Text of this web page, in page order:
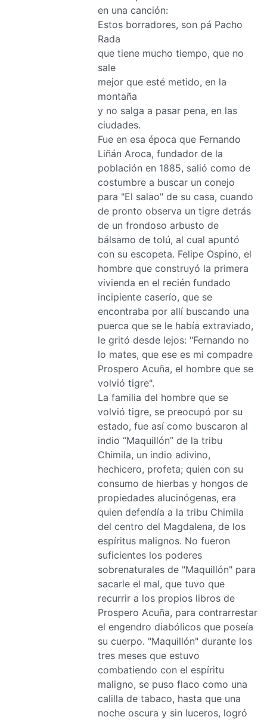
en una canción:
Estos borradores, son pá Pacho
Rada
que tiene mucho tiempo, que no
sale
mejor que esté metido, en la
montaña
y no salga a pasar pena, en las
ciudades.
Fue en esa época que Fernando
Liñán Aroca, fundador de la
población en 1885, salió como de
costumbre a buscar un conejo
para "El salao" de su casa, cuando
de pronto observa un tigre detrás
de un frondoso arbusto de
bálsamo de tolú, al cual apuntó
con su escopeta. Felipe Ospino, el
hombre que construyó la primera
vivienda en el recién fundado
incipiente caserío, que se
encontraba por allí buscando una
puerca que se le había extraviado,
le gritó desde lejos: "Fernando no
lo mates, que ese es mi compadre
Prospero Acuña, el hombre que se
volvió tigre".
La familia del hombre que se
volvió tigre, se preocupó por su
estado, fue así como buscaron al
indio “Maquillón” de la tribu
Chimila, un indio adivino,
hechicero, profeta; quien con su
consumo de hierbas y hongos de
propiedades alucinógenas, era
quien defendía a la tribu Chimila
del centro del Magdalena, de los
espíritus malignos. No fueron
suficientes los poderes
sobrenaturales de "Maquillón" para
sacarle el mal, que tuvo que
recurrir a los propios libros de
Prospero Acuña, para contrarrestar
el engendro diabólicos que poseía
su cuerpo. "Maquillón" durante los
tres meses que estuvo
combatiendo con el espíritu
maligno, se puso flaco como una
calilla de tabaco, hasta que una
noche oscura y sin luceros, logró